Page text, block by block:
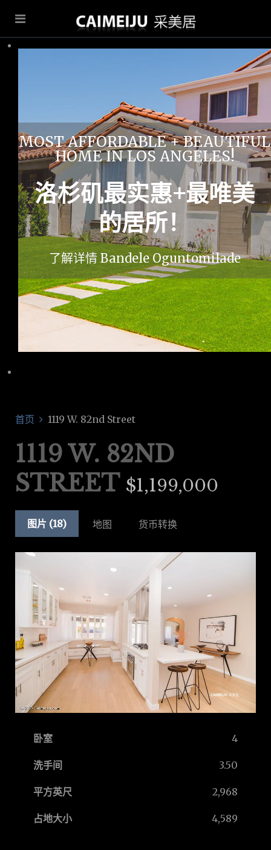
MOST AFFORDABLE + BEAUTIFUL
HOME IN LOS ANGELES!
洛杉矶最实惠+最唯美
的居所！
了解详情 Bandele Oguntomilade
首页 1119 W. 82nd Street
1119 W. 82ND
STREET $1,199,000
图片 (18) 地图 货币转换
卧室 4
洗手间 3.50
平方英尺 2,968
占地大小 4,589